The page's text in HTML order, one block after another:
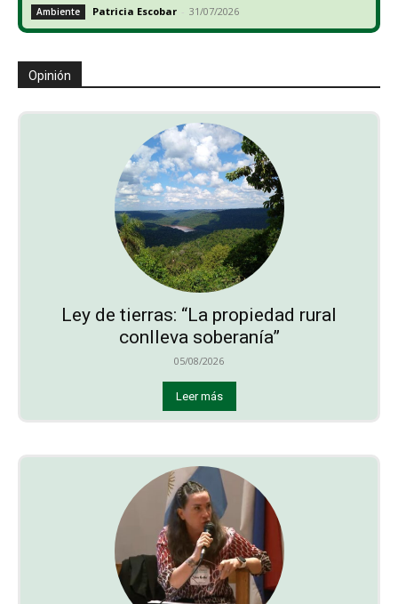
Ambiente Patricia Escobar - 31/07/2026
Opinión
Ley de tierras: “La propiedad rural
conlleva soberanía”
05/08/2026
Leer más